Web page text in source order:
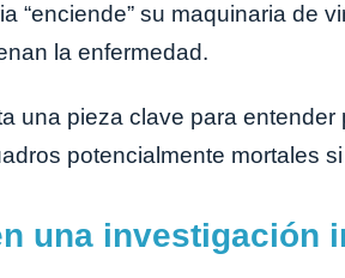
“enciende” su maquinaria de
la enfermedad.
una pieza clave para entender
potencialmente mortales
una investigación